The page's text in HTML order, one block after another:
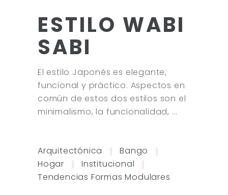
ESTILO WABI
SABI
El estilo Japonés es elegante,
funcional y práctico. Aspectos en
común de estos dos estilos son el
minimalismo, la funcionalidad,
Arquitectónica
Bango
Hogar
Institucional
Tendencias Formas Modulares